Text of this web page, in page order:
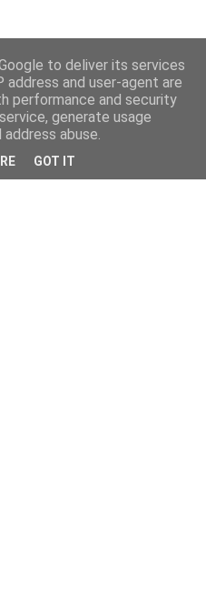
to deliver its services
address and user-agent are
performance and security
generate usage
abuse.
GOT IT